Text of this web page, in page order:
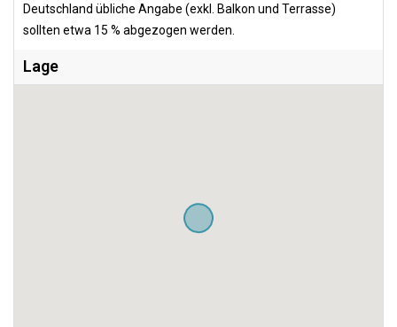
Deutschland übliche Angabe (exkl. Balkon und Terrasse)
sollten etwa 15 % abgezogen werden.
Lage